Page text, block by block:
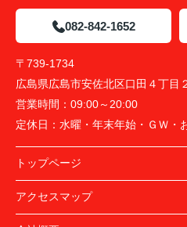
082-842-1652
〒739-1734
広島県広島市安佐北区口田４丁目
営業時間： 09:00～20:00
定休日： 水曜・年末年始・ＧＷ・
トップページ
アクセスマップ